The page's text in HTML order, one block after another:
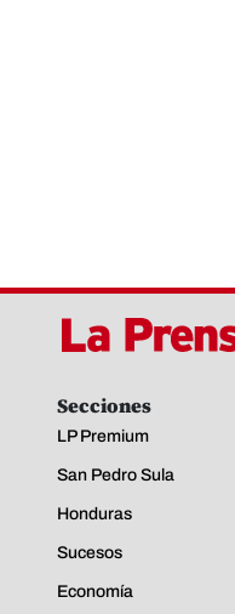
Secciones
LP Premium
San Pedro Sula
Honduras
Sucesos
Economía